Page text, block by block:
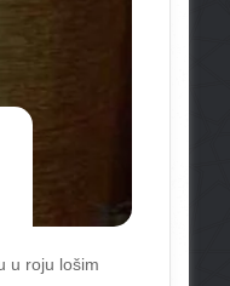
u roju lošim